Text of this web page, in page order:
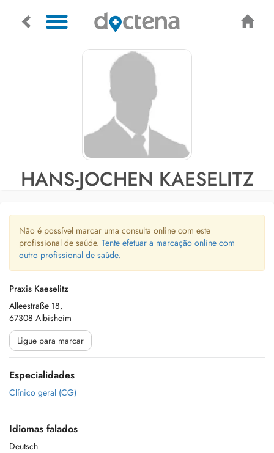
HANS-JOCHEN KAESELITZ
Não é possível marcar uma consulta online com este
profissional de saúde. Tente efetuar a marcação online com
outro profissional de saúde.
Praxis Kaeselitz
Alleestraße 18,
67308 Albisheim
Ligue para marcar
Especialidades
Clínico geral (CG)
Idiomas falados
Deutsch